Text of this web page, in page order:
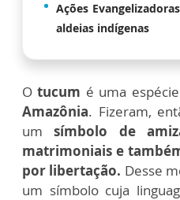
Ações
aldeias indígenas
Otucum é uma
Amazônia. Fizeram,
umsímbolo de
matrimoniais e
por libertação. Desse
um símbolo cuja